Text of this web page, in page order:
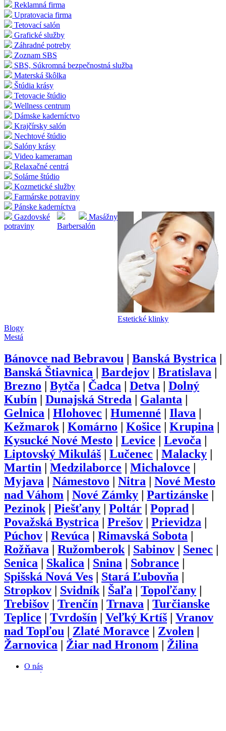
Reklamná firma
Upratovacia firma
Tetovací salón
Grafické služby
Záhradné potreby
Zoznam SBS
SBS, Súkromná bezpečnostná služba
Materská škôlka
Štúdia krásy
Tetovacie štúdio
Wellness centrum
Dámske kaderníctvo
Krajčírsky salón
Nechtové štúdio
Salóny krásy
Video kameraman
Relaxačné centrá
Solárne štúdio
Kozmetické služby
Farmárske potraviny
Pánske kaderníctva
Gazdovské
potraviny
Barber
Masážny
salón
Estetické klinky
Blogy
Mestá
Bánovce nad Bebravou Banská Bystrica
Banská Štiavnica
Bardejov Bratislava
Brezno
Bytča Čadca Detva
Dolný
Kubín
Dunajská Streda Galanta
Gelnica
Hlohovec Humenné Ilava
Kežmarok| Komárno Košice Krupina
Kysucké Nové Mesto
Levice Levoča
Liptovský Mikuláš
Lučenec Malacky
Martin
Medzilaborce Michalovce
Myjava
Námestovo Nitra
Nové Mesto
nad Váhom
Nové Zámky Partizánske
Pezinok| Piešťany Poltár Poprad
Považská Bystrica
Prešov Prievidza
Púchov
Revúca Rimavská Sobota
Rožňava
Ružomberok| Sabinov Senec
Senica
Skalica Snina Sobrance
Spišská Nová Ves
Stará Ľubovňa
Stropkov
Svidník| Šaľa Topoľčany
Trebišov
Trenčín Trnava
Turčianske
Teplice
Tvrdošín Veľký Krtíš
Vranov
nad Topľou
Zlaté Moravce Zvolen
Žarnovica
Žiar nad Hronom Žilina
O nás
Kariéra